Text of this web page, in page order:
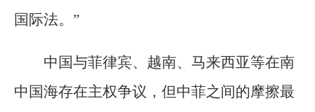
国际法。”
中国与菲律宾、越南、马来西亚等在南
中国海存在主权争议，但中菲之间的摩擦最